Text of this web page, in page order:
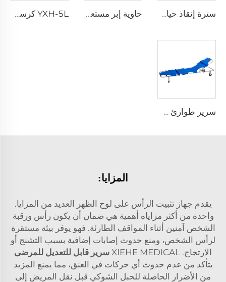
سترة إنقاذ حياة ثلاث قطع للبالغين للاستخدام اليومي حاوية إبر مستعملة قابلة لإعادة الاستخدام للمستشفى XHE-06 YXH-5L كرسي كهربائي صاعد الدرج من نوع Xiehe
سرير طوارئ طيّ قابل للطي خفيف الوزن YXH-1A3
المزايا:
يقدم جهاز تثبيت الرأس على لوح الظهر العديد من المزايا.
واحدة من أكثر مزاياه أهمية هي ضمان أن يكون رأس ورقبة
الشخص آمنين أثناء المواقف الطارئة. فهو يوفر بيئة مستقرة
لرأس الشخص، ومنع حدوث إصابات إضافية بسبب التشنج أو
الارتجاج. XIEHE MEDICAL
سرير قابل للتعديل للمرضى
يتأكد من عدم حدوث أي حركات في العنق، مما يمنع المزيد
من الأضرار الحاصلة للحبل الشوكي قبل نقل المريض إلى